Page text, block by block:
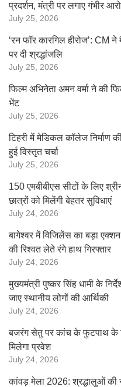
प्रदर्शन, मंत्री पर लगाए गंभीर
July 25, 2026
‘रन फॉर कारगिल हीरोज’: CM
पर दी श्रद्धांजलि
July 25, 2026
फिल्म अभिनेता अमन वर्मा ने की
भेंट
July 25, 2026
टिहरी में मेडिकल कॉलेज
हुई विस्तृत चर्चा
July 25, 2026
150 एमबीबीएस सीटों के लिए
छात्रों को मिलेंगी बेहतर सुविधाएं
July 24, 2026
बागेश्वर में विजिलेंस का बड़ा
की रिश्वत लेते रंगे हाथ गिरफ्तार
July 24, 2026
मुख्यमंत्री पुष्कर सिंह धामी के
जाए स्थानीय लोगों की आर्थिकी
July 24, 2026
बजरंग सेतु पर कांच के फुटपाथ के
मिलेगा प्रवेश
July 24, 2026
कांवड़ मेला 2026: श्रद्धालुओं की